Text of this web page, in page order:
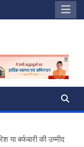
या बर्फबारी की उम्मीद